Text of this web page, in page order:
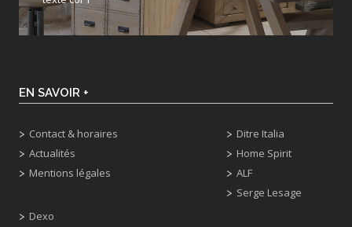
EN SAVOIR +
Contact & horaires
Actualités
Mentions légales
Dexo
Ditre Italia
Home Spirit
ALF
Serge Lesage